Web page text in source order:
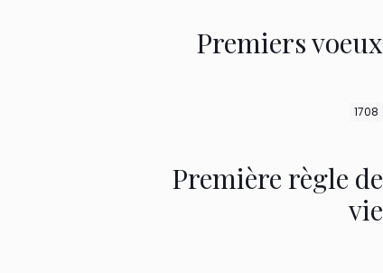
Premiers voeux
1708
Première règle de
vie